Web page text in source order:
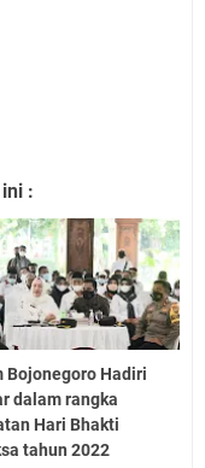
:
Bojonegoro Hadiri
dalam rangka
Hari Bhakti
tahun 2022